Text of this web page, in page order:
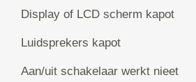
Display of LCD scherm kapot
Luidsprekers kapot
Aan/uit schakelaar werkt nieet